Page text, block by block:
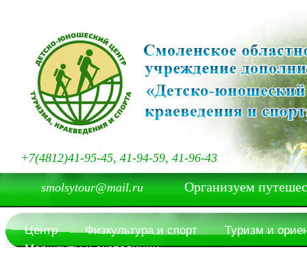
smolsytour@mail.ruОрганизуем
+7(4812)41-95-45, 41-94-59, 41-96-43
Центр Физкультура и спорт
Туризм и
Маршруты и экспедиции